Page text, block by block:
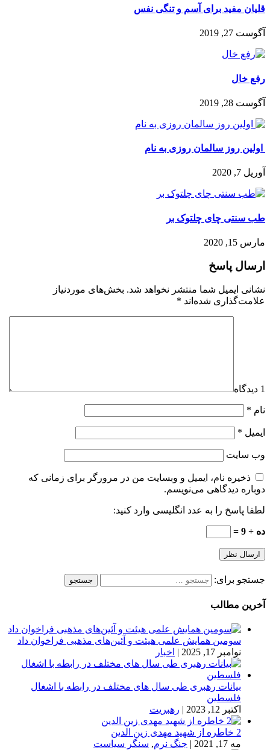
قلیان مفید برای آسم و تنگی نفس
آگوست 27, 2019
رفع خال
آگوست 28, 2019
اولین روز سالمان روزی به نام
آوریل 7, 2020
طب سنتی چای چلتوک بر
مارس 15, 2020
ارسال پاسخ
نشانی ایمیل شما منتشر نخواهد شد. بخش‌های موردنیاز
علامت‌گذاری شده‌اند *
1 دیدگاه
نام *
ایمیل *
وب‌ سایت
ذخیره نام، ایمیل و وبسایت من در مرورگر برای زمانی که
دوباره دیدگاهی می‌نویسم.
لطفا پاسخ را به عدد انگلیسی وارد کنید:
ده + 9 =
جستجو برای:
آخرین مطالب
سومین همایش علمی هیئت و آئین‌های مذهبی فراخوان داد
نوامبر 17, 2025
| اخبار
بیانات رهبری طی سال های مختلف در رابطه با اشغال
فلسطین
اکتبر 12, 2023
| رهبریت
2 خاطره از شهید مهدی زین الدین
مه 17, 2021
| جنگ نرم, سنگر سیاست